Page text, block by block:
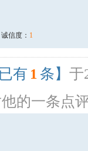
诚信度： 1
已有 1 条】 于
的一条点